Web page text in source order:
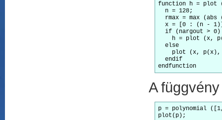
function h = plot
  n = 128;
rmax = max (abs
x = [0 : (n -
  if (nargout > 0)
h = plot (x,
  else
plot (x,
  endif
endfunction
A
p = polynomial
plot(p);